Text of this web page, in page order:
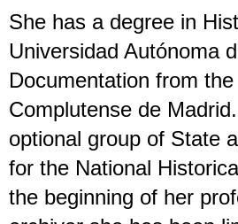
She has a degree in
Universidad Autónoma
Documentation from
Complutense de
optional group of State
for the National
the beginning of her